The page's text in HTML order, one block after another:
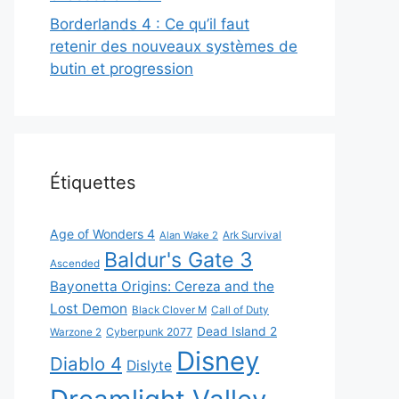
Borderlands 4 : Ce qu’il faut
retenir des nouveaux systèmes de
butin et progression
Étiquettes
Age of Wonders 4 Alan Wake 2 Ark Survival
Ascended Baldur's Gate 3
Bayonetta Origins: Cereza and the
Lost Demon Black Clover M Call of Duty
Warzone 2 Cyberpunk 2077 Dead Island 2
Diablo 4 Dislyte Disney